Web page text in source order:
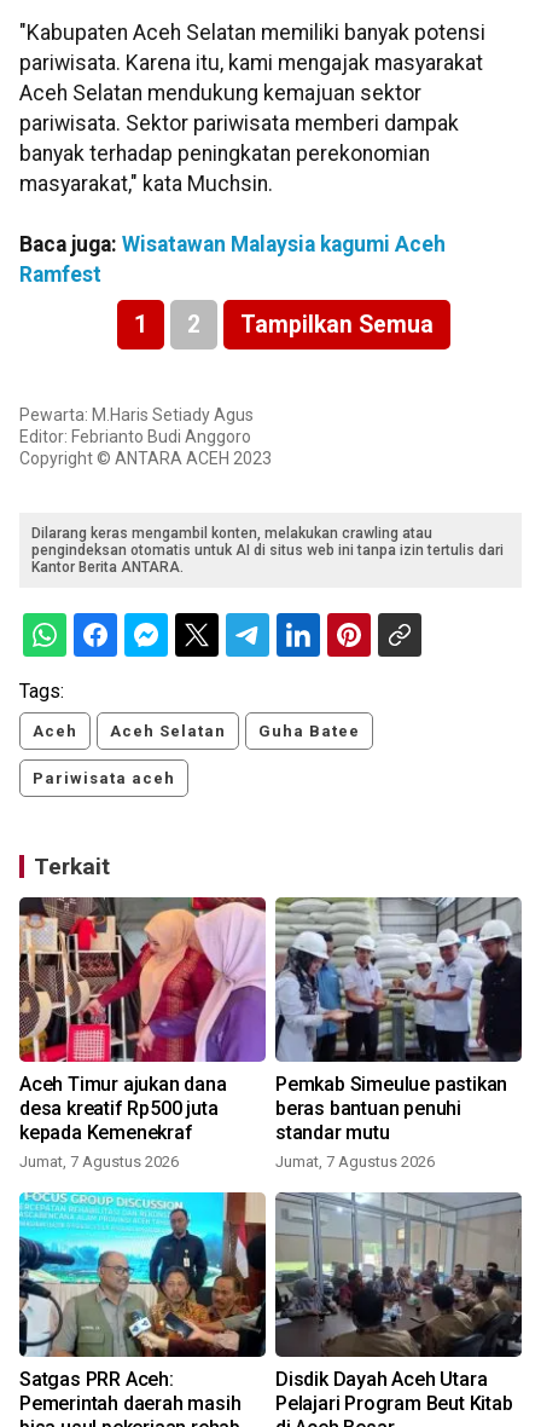
"Kabupaten Aceh Selatan memiliki banyak potensi
pariwisata. Karena itu, kami mengajak masyarakat
Aceh Selatan mendukung kemajuan sektor
pariwisata. Sektor pariwisata memberi dampak
banyak terhadap peningkatan perekonomian
masyarakat," kata Muchsin.
Baca juga: Wisatawan Malaysia kagumi Aceh
Ramfest
1 2 Tampilkan Semua
Pewarta: M.Haris Setiady Agus
Editor: Febrianto Budi Anggoro
Copyright © ANTARA ACEH 2023
Dilarang keras mengambil konten, melakukan crawling atau
pengindeksan otomatis untuk AI di situs web ini tanpa izin tertulis dari
Kantor Berita ANTARA.
Tags:
Aceh Aceh Selatan Guha Batee
Pariwisata aceh
Terkait
Aceh Timur ajukan dana
desa kreatif Rp500 juta
kepada Kemenekraf
Jumat, 7 Agustus 2026
Pemkab Simeulue pastikan
beras bantuan penuhi
standar mutu
Jumat, 7 Agustus 2026
Satgas PRR Aceh:
Pemerintah daerah masih
Disdik Dayah Aceh Utara
Pelajari Program Beut Kitab